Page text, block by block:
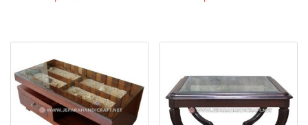
5.00
5.00